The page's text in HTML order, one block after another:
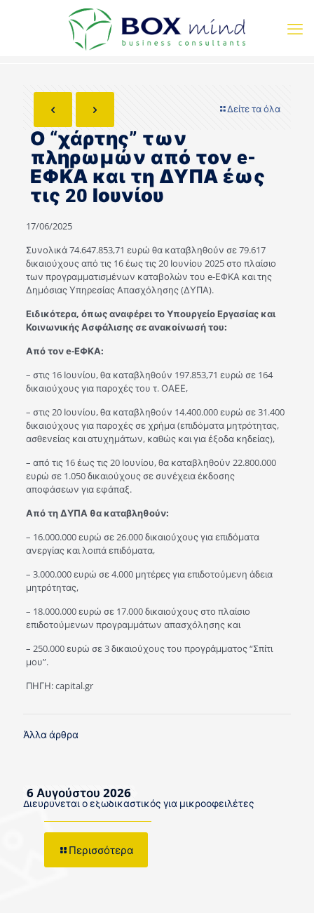
Δείτε τα όλα
Ο “χάρτης” των
πληρωμών από τον e-
ΕΦΚΑ και τη ΔΥΠΑ έως
τις 20 Ιουνίου
17/06/2025
Συνολικά 74.647.853,71 ευρώ θα καταβληθούν σε 79.617
δικαιούχους από τις 16 έως τις 20 Ιουνίου 2025 στο πλαίσιο
των προγραμματισμένων καταβολών του e-ΕΦΚΑ και της
Δημόσιας Υπηρεσίας Απασχόλησης (ΔΥΠΑ).
Ειδικότερα, όπως αναφέρει το Υπουργείο Εργασίας και
Κοινωνικής Ασφάλισης σε ανακοίνωσή του:
Απότονe-ΕΦΚΑ:
– στις 16 Ιουνίου, θα καταβληθούν 197.853,71 ευρώ σε 164
δικαιούχους για παροχές του τ. ΟΑΕΕ,
– στις 20 Ιουνίου, θα καταβληθούν 14.400.000 ευρώ σε 31.400
δικαιούχους για παροχές σε χρήμα (επιδόματα μητρότητας,
ασθενείας και ατυχημάτων, καθώς και για έξοδα κηδείας),
– από τις 16 έως τις 20 Ιουνίου, θα καταβληθούν 22.800.000
ευρώ σε 1.050 δικαιούχους σε συνέχεια έκδοσης
αποφάσεων για εφάπαξ.
Από τη ΔΥΠΑ θα καταβληθούν:
– 16.000.000 ευρώ σε 26.000 δικαιούχους για επιδόματα
ανεργίας και λοιπά επιδόματα,
– 3.000.000 ευρώ σε 4.000 μητέρες για επιδοτούμενη άδεια
μητρότητας,
– 18.000.000 ευρώ σε 17.000 δικαιούχους στο πλαίσιο
επιδοτούμενων προγραμμάτων απασχόλησης και
– 250.000 ευρώ σε 3 δικαιούχους του προγράμματος “Σπίτι
μου”.
ΠΗΓΗ: capital.gr
Άλλα άρθρα
6 Αυγούστου 2026
Διευρύνεται ο εξωδικαστικός για μικροοφειλέτες
Περισσότερα